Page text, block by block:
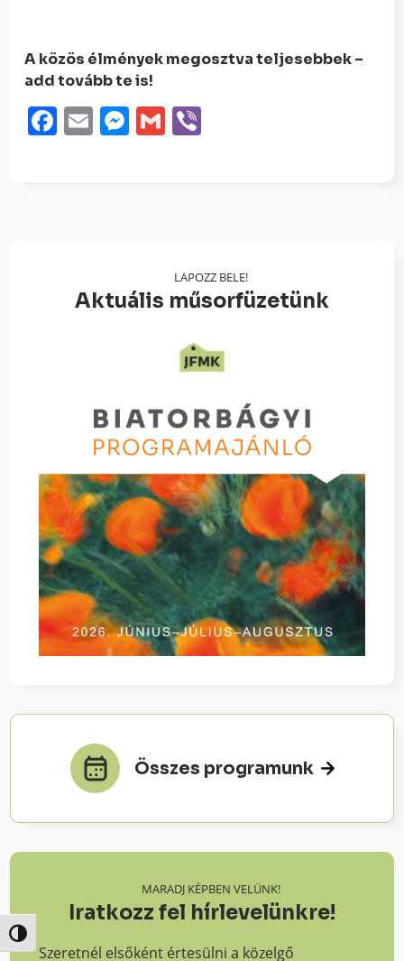
Nagy kontraszt váltása
A közös élmények megosztva teljesebbek –
add tovább te is!
Facebook
EmailMessenger
Gmail
LAPOZZ BELE!
Aktuális műsorfüzetünk
Összes programunk
MARADJ KÉPBEN VELÜNK!
Iratkozz fel hírlevelünkre!
Szeretnél elsőként értesülni a közelgő